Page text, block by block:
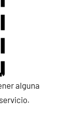
alguna